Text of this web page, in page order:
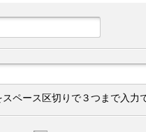
ペース区切りで３つまで入力